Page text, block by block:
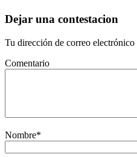
Dejar una contestacion
Tu dirección de correo electrónico
Comentario
Nombre*